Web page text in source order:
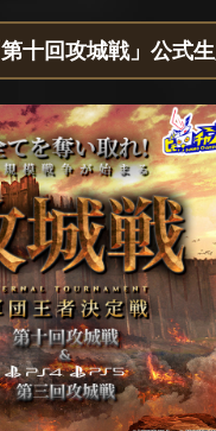
十回攻城戦」公式